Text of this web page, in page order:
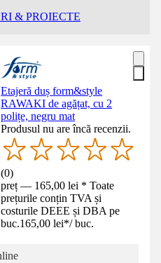
& PROIECTE
Etajeră duș form&style
RAWAKI de agățat, cu 2
polițe, negru mat
Produsul nu are încă recenzii.
(0)
preț — 165,00 lei * Toate
prețurile conțin TVA și
costurile DEEE și DBA pe
buc.165,00 lei*/ buc.